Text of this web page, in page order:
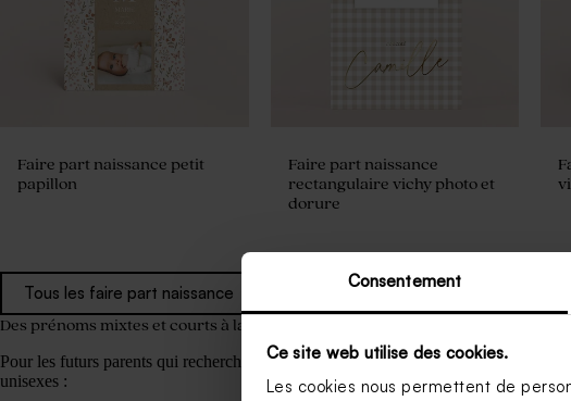
Consentement
Ce site web utilise des cookies.
Les cookies nous permettent de
Faire part naissance petit
papillon
Faire part naissance
rectangulaire vichy photo et
dorure
Tous les faire part naissance
Des prénoms mixtes et courts à la mode
Pour les futurs parents qui recherchent un prénom mixte tendance en France
unisexes :